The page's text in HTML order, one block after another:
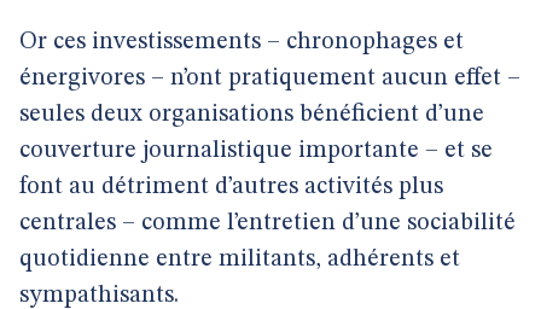
Or ces investissements – chronophages et
énergivores – n’ont pratiquement aucun effet –
seules deux organisations bénéficient d’une
couverture journalistique importante – et se
font au détriment d’autres activités plus
centrales – comme l’entretien d’une sociabilité
quotidienne entre militants, adhérents et
sympathisants.